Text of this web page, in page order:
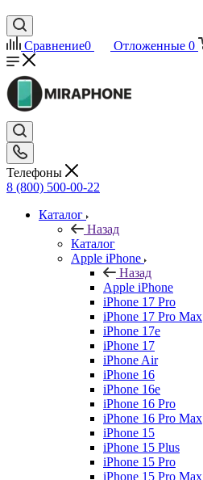
Сравнение0 Отложенные 0
Телефоны
8 (800) 500-00-22
Каталог
Назад
Каталог
Apple iPhone
Назад
Apple iPhone
iPhone 17 Pro
iPhone 17 Pro Max
iPhone 17e
iPhone 17
iPhone Air
iPhone 16
iPhone 16e
iPhone 16 Pro
iPhone 16 Pro Max
iPhone 15
iPhone 15 Plus
iPhone 15 Pro
iPhone 15 Pro Max